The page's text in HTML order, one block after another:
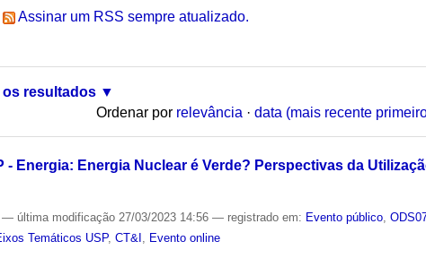
Assinar um RSS sempre atualizado.
os resultados
Ordenar por relevância · data (mais recente
- Energia: Energia Nuclear é Verde? Perspectivas da
— última modificação 27/03/2023 14:56— registrado em: Evento público ,
Temáticos USP,CT&I Evento online